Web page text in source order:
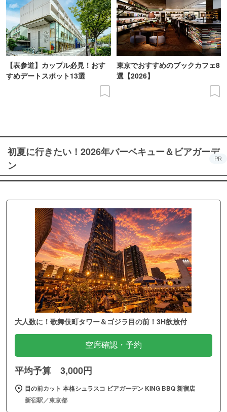
【表参道】カップル必見！おす
すめデートスポット13選
東京でおすすめのブックカフェ8
選【2026】
初夏に行きたい！2026年バーベキュー＆ビアガーデ
ン
PR
大人数に！歌舞伎町タワー＆ゴジラ目の前！3H飲放付
空席確認・予約
平均予算 3,000円
目の前カット 本格シュラスコ ビアガーデン KING BBQ 新宿店
新宿駅／東京都